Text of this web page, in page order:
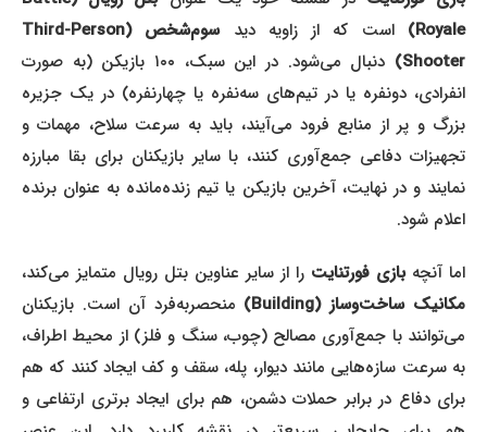
Royale) است که از زاویه دید
سوم‌شخص (Third-Person
Shooter)
دنبال می‌شود. در این سبک، ۱۰۰ بازیکن (به صورت
انفرادی، دونفره یا در تیم‌های سه‌نفره یا چهارنفره) در یک جزیره
بزرگ و پر از منابع فرود می‌آیند، باید به سرعت سلاح، مهمات و
تجهیزات دفاعی جمع‌آوری کنند، با سایر بازیکنان برای بقا مبارزه
نمایند و در نهایت، آخرین بازیکن یا تیم زنده‌مانده به عنوان برنده
اعلام شود.
اما آنچهبازی فورتنایترا از سایر عناوین بتل رویال متمایز می‌کند،
مکانیک ساخت‌وساز (Building)
منحصربه‌فرد آن است. بازیکنان
می‌توانند با جمع‌آوری مصالح (چوب، سنگ و فلز) از محیط اطراف،
به سرعت سازه‌هایی مانند دیوار، پله، سقف و کف ایجاد کنند که هم
برای دفاع در برابر حملات دشمن، هم برای ایجاد برتری ارتفاعی و